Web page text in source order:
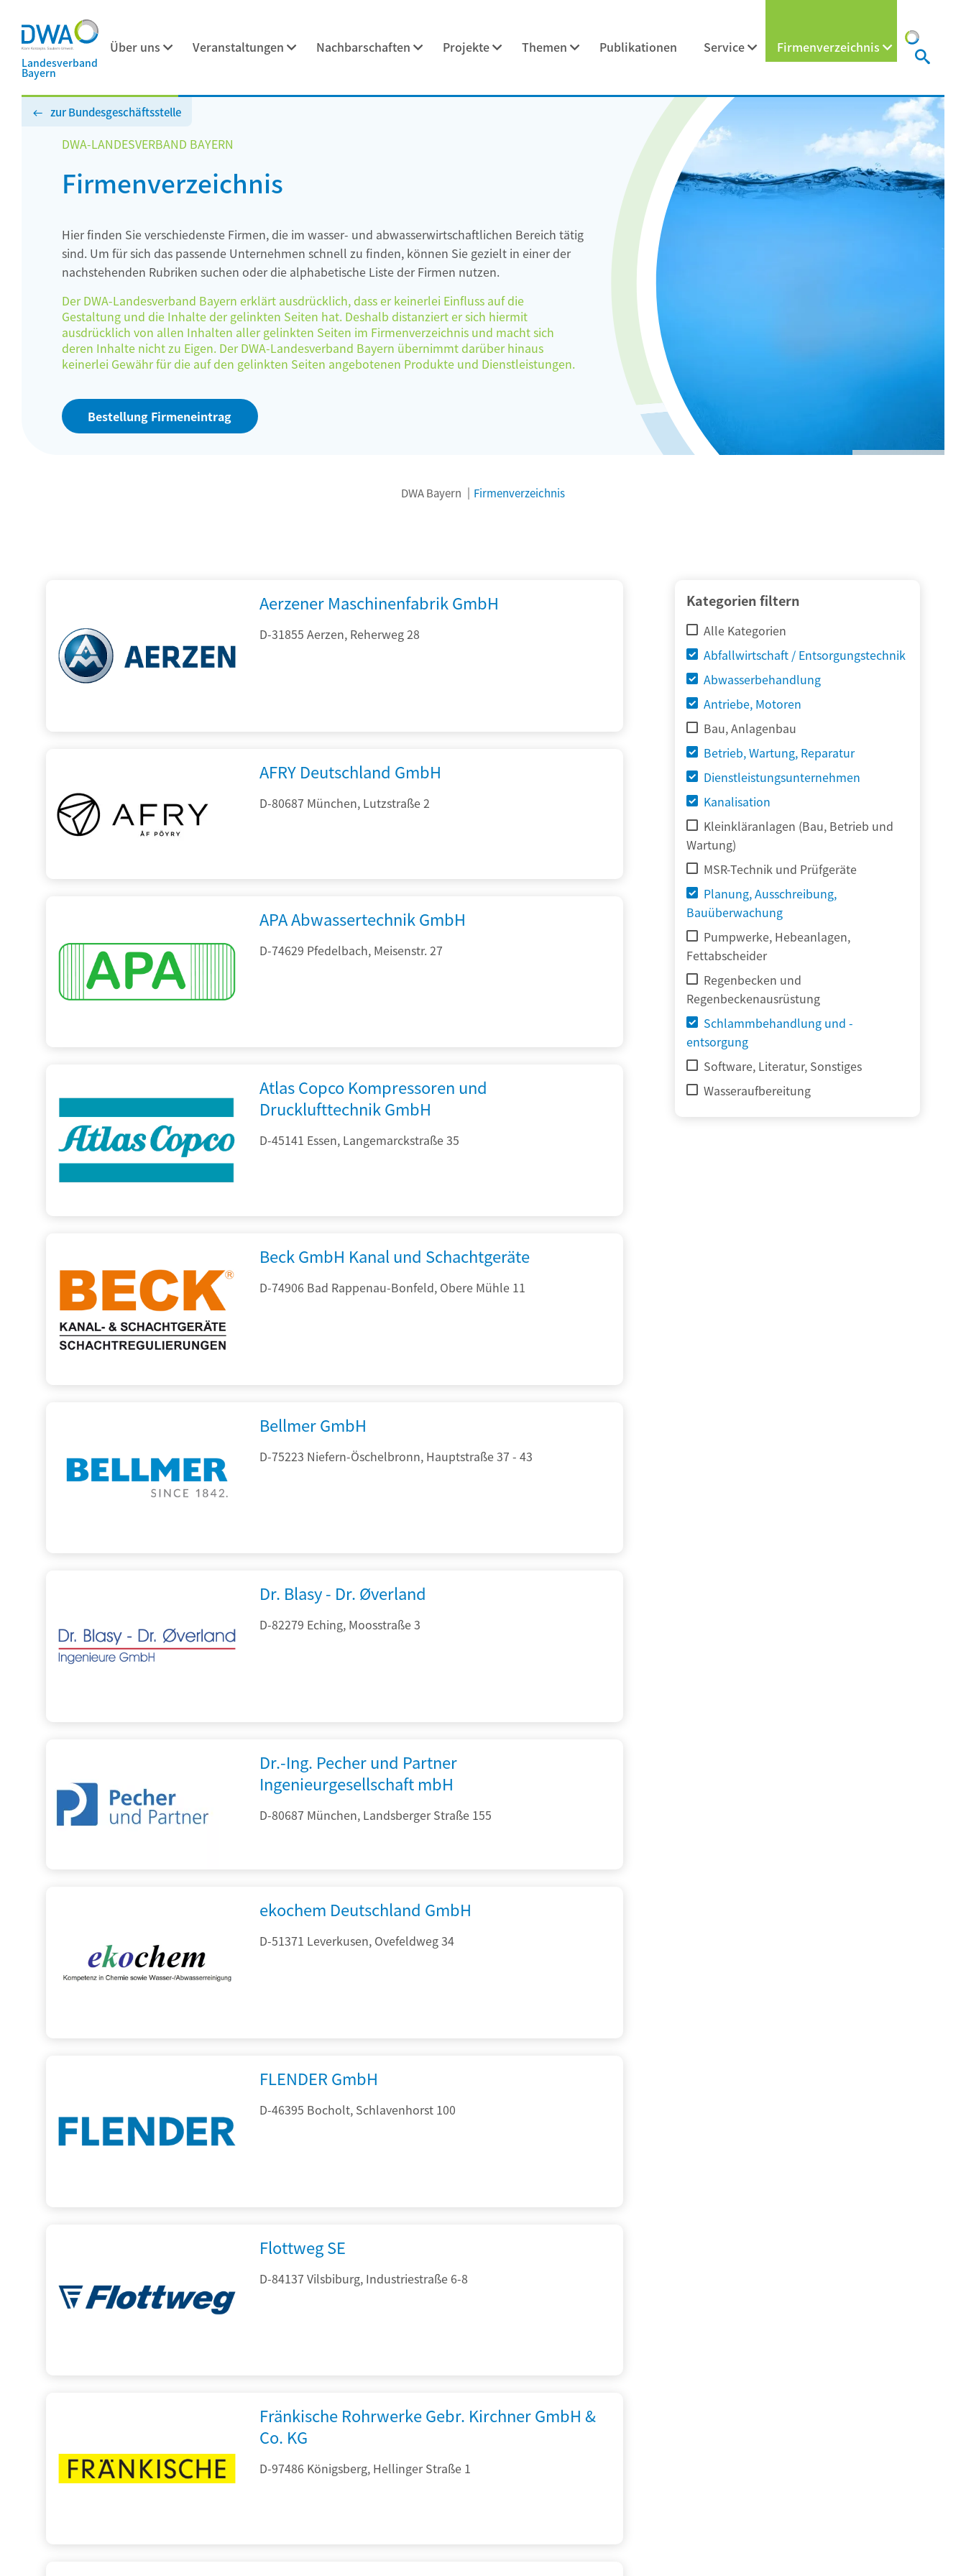
Landesverband
Bayern
Über uns Veranstaltungen Nachbarschaften Projekte Themen Publikationen Service Firmenverzeichnis
zur Bundesgeschäftsstelle
DWA-LANDESVERBAND BAYERN
Firmenverzeichnis
Hier finden Sie verschiedenste Firmen, die im wasser- und abwasserwirtschaftlichen Bereich tätig
sind. Um für sich das passende Unternehmen schnell zu finden, können Sie gezielt in einer der
nachstehenden Rubriken suchen oder die alphabetische Liste der Firmen nutzen.
Der DWA-Landesverband Bayern erklärt ausdrücklich, dass er keinerlei Einfluss auf die
Gestaltung und die Inhalte der gelinkten Seiten hat. Deshalb distanziert er sich hiermit
ausdrücklich von allen Inhalten aller gelinkten Seiten im Firmenverzeichnis und macht sich
deren Inhalte nicht zu Eigen. Der DWA-Landesverband Bayern übernimmt darüber hinaus
keinerlei Gewähr für die auf den gelinkten Seiten angebotenen Produkte und Dienstleistungen.
Bestellung Firmeneintrag
DWA Bayern Firmenverzeichnis
Kategorien filtern
Alle Kategorien
Abfallwirtschaft / Entsorgungstechnik
Abwasserbehandlung
Antriebe, Motoren
Bau, Anlagenbau
Betrieb, Wartung, Reparatur
Dienstleistungsunternehmen
Kanalisation
Kleinkläranlagen (Bau, Betrieb und
Wartung)
MSR-Technik und Prüfgeräte
Planung, Ausschreibung,
Bauüberwachung
Pumpwerke, Hebeanlagen,
Fettabscheider
Regenbecken und
Regenbeckenausrüstung
Schlammbehandlung und -
entsorgung
Software, Literatur, Sonstiges
Wasseraufbereitung
Aerzener Maschinenfabrik GmbH
D-31855 Aerzen, Reherweg 28
AFRY Deutschland GmbH
D-80687 München, Lutzstraße 2
APA Abwassertechnik GmbH
D-74629 Pfedelbach, Meisenstr. 27
Atlas Copco Kompressoren und
Drucklufttechnik GmbH
D-45141 Essen, Langemarckstraße 35
Beck GmbH Kanal und Schachtgeräte
D-74906 Bad Rappenau-Bonfeld, Obere Mühle 11
Bellmer GmbH
D-75223 Niefern-Öschelbronn, Hauptstraße 37 - 43
Dr. Blasy - Dr. Øverland
D-82279 Eching, Moosstraße 3
Dr.-Ing. Pecher und Partner
Ingenieurgesellschaft mbH
D-80687 München, Landsberger Straße 155
ekochem Deutschland GmbH
D-51371 Leverkusen, Ovefeldweg 34
FLENDER GmbH
D-46395 Bocholt, Schlavenhorst 100
Flottweg SE
D-84137 Vilsbiburg, Industriestraße 6-8
Fränkische Rohrwerke Gebr. Kirchner GmbH &
Co. KG
D-97486 Königsberg, Hellinger Straße 1